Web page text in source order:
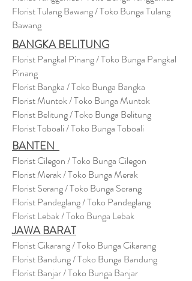
Florist Tulang Bawang / Toko Bunga Tulang
Bawang
BANGKA BELITUNG
Florist Pangkal Pinang / Toko Bunga Pangkal
Pinang
Florist Bangka / Toko Bunga Bangka
Florist Muntok / Toko Bunga Muntok
Florist Belitung / Toko Bunga Belitung
Florist Toboali / Toko Bunga Toboali
BANTEN
Florist Cilegon / Toko Bunga Cilegon
Florist Merak / Toko Bunga Merak
Florist Serang / Toko Bunga Serang
Florist Pandeglang / Toko Pandeglang
Florist Lebak / Toko Bunga Lebak
JAWA BARAT
Florist Cikarang/ Toko Bunga Cikarang
Florist Bandung / Toko Bunga Bandung
Florist Banjar / Toko Bunga Banjar